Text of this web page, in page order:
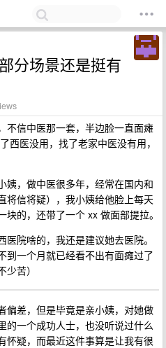
分场景还是挺有
不信中医那一套，半边脸一直面瘫
西医没用，找了老家中医没有用，
姨，做中医很多年，经常在国内和
将信将疑），我小姨给他脸上每天
的，还带了一个 xx 做面部提拉。
院啥的，我还是建议她去医院。
到一个月就已经看不出有面瘫过了
少苦）
偏差，但是毕竟是亲小姨，对她做
的一个成功人士，也没听说过什么
怀疑，而最近这件事算是让我有很